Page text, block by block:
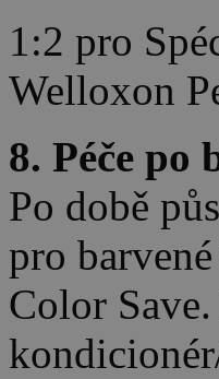
1:2 pro
Welloxon
8. Péče po
Po době
pro
Color